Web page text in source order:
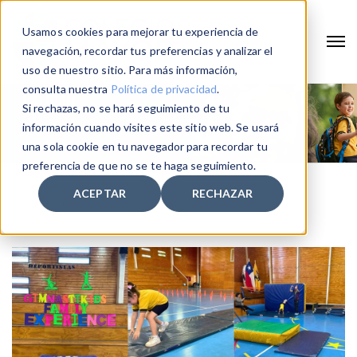
Usamos cookies para mejorar tu experiencia de
navegación, recordar tus preferencias y analizar el
uso de nuestro sitio. Para más información,
consulta nuestra Política de privacidad.
Si rechazas, no se hará seguimiento de tu
información cuando visites este sitio web. Se usará
una sola cookie en tu navegador para recordar tu
preferencia de que no se te haga seguimiento.
ACEPTAR RECHAZAR
Home deporte